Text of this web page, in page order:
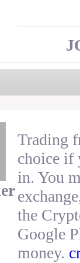
Trading
choice if
in. You
the
Google
money.